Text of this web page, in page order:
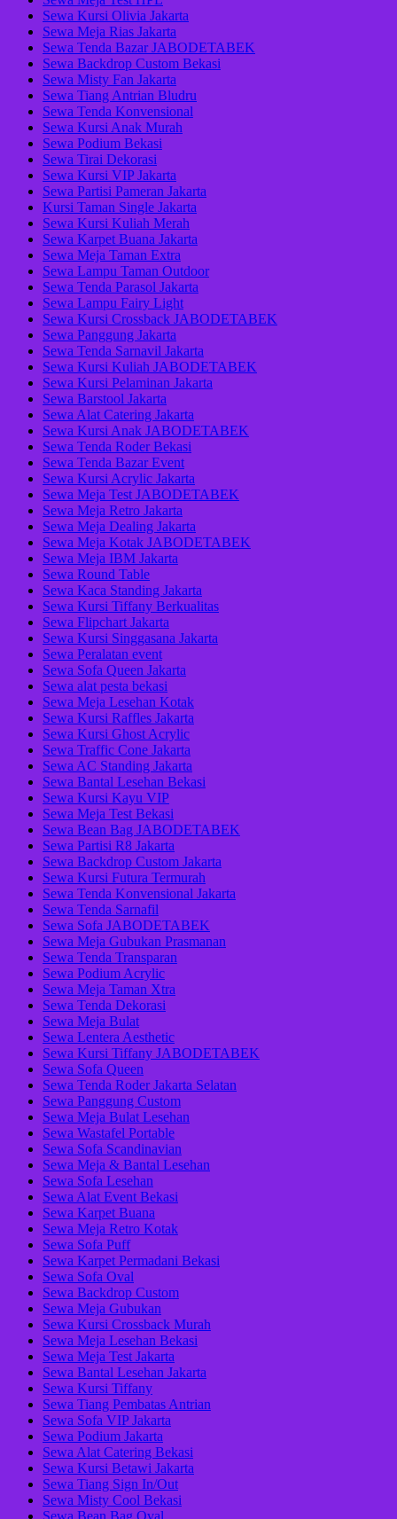
Sewa Kursi Olivia Jakarta
Sewa Meja Rias Jakarta
Sewa Tenda Bazar JABODETABEK
Sewa Backdrop Custom Bekasi
Sewa Misty Fan Jakarta
Sewa Tiang Antrian Bludru
Sewa Tenda Konvensional
Sewa Kursi Anak Murah
Sewa Podium Bekasi
Sewa Tirai Dekorasi
Sewa Kursi VIP Jakarta
Sewa Partisi Pameran Jakarta
Kursi Taman Single Jakarta
Sewa Kursi Kuliah Merah
Sewa Karpet Buana Jakarta
Sewa Meja Taman Extra
Sewa Lampu Taman Outdoor
Sewa Tenda Parasol Jakarta
Sewa Lampu Fairy Light
Sewa Kursi Crossback JABODETABEK
Sewa Panggung Jakarta
Sewa Tenda Sarnavil Jakarta
Sewa Kursi Kuliah JABODETABEK
Sewa Kursi Pelaminan Jakarta
Sewa Barstool Jakarta
Sewa Alat Catering Jakarta
Sewa Kursi Anak JABODETABEK
Sewa Tenda Roder Bekasi
Sewa Tenda Bazar Event
Sewa Kursi Acrylic Jakarta
Sewa Meja Test JABODETABEK
Sewa Meja Retro Jakarta
Sewa Meja Dealing Jakarta
Sewa Meja Kotak JABODETABEK
Sewa Meja IBM Jakarta
Sewa Round Table
Sewa Kaca Standing Jakarta
Sewa Kursi Tiffany Berkualitas
Sewa Flipchart Jakarta
Sewa Kursi Singgasana Jakarta
Sewa Peralatan event
Sewa Sofa Queen Jakarta
Sewa alat pesta bekasi
Sewa Meja Lesehan Kotak
Sewa Kursi Raffles Jakarta
Sewa Kursi Ghost Acrylic
Sewa Traffic Cone Jakarta
Sewa AC Standing Jakarta
Sewa Bantal Lesehan Bekasi
Sewa Kursi Kayu VIP
Sewa Meja Test Bekasi
Sewa Bean Bag JABODETABEK
Sewa Partisi R8 Jakarta
Sewa Backdrop Custom Jakarta
Sewa Kursi Futura Termurah
Sewa Tenda Konvensional Jakarta
Sewa Tenda Sarnafil
Sewa Sofa JABODETABEK
Sewa Meja Gubukan Prasmanan
Sewa Tenda Transparan
Sewa Podium Acrylic
Sewa Meja Taman Xtra
Sewa Tenda Dekorasi
Sewa Meja Bulat
Sewa Lentera Aesthetic
Sewa Kursi Tiffany JABODETABEK
Sewa Sofa Queen
Sewa Tenda Roder Jakarta Selatan
Sewa Panggung Custom
Sewa Meja Bulat Lesehan
Sewa Wastafel Portable
Sewa Sofa Scandinavian
Sewa Meja & Bantal Lesehan
Sewa Sofa Lesehan
Sewa Alat Event Bekasi
Sewa Karpet Buana
Sewa Meja Retro Kotak
Sewa Sofa Puff
Sewa Karpet Permadani Bekasi
Sewa Sofa Oval
Sewa Backdrop Custom
Sewa Meja Gubukan
Sewa Kursi Crossback Murah
Sewa Meja Lesehan Bekasi
Sewa Meja Test Jakarta
Sewa Bantal Lesehan Jakarta
Sewa Kursi Tiffany
Sewa Tiang Pembatas Antrian
Sewa Sofa VIP Jakarta
Sewa Podium Jakarta
Sewa Alat Catering Bekasi
Sewa Kursi Betawi Jakarta
Sewa Tiang Sign In/Out
Sewa Misty Cool Bekasi
Sewa Bean Bag Oval